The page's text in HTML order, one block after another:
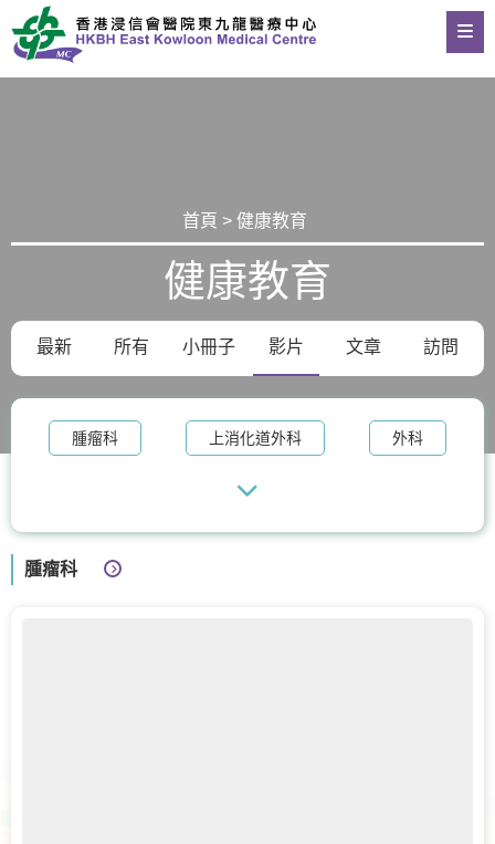
首頁 > 健康教育
健康教育
最新 所有 小冊子 影片 文章 訪問
腫瘤科 上消化道外科 外科
耳鼻喉科 核子醫學及正電子掃描
腸胃及肝臟內科
腫瘤科